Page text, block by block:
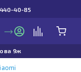
40-85
9ж